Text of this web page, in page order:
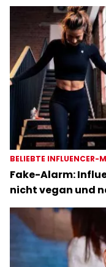
BELIEBTE INFLUENCER-
Fake-Alarm:
nicht vegan und